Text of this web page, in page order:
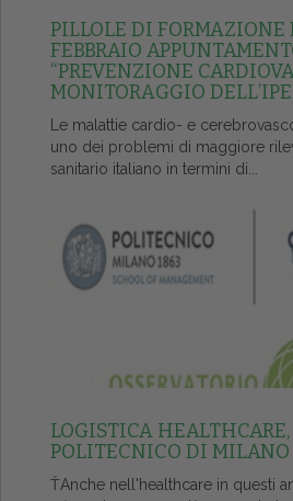
PILLOLE DI FORMAZIONE
FEBBRAIO
“PREVENZIONE
MONITORAGGIO
Le malattie cardio- e
uno dei problemi di maggiore
sanitario italiano in termini di...
LOGISTICA
POLITECNICO DI MILANO
ŤAnche nell'healthcare in questi